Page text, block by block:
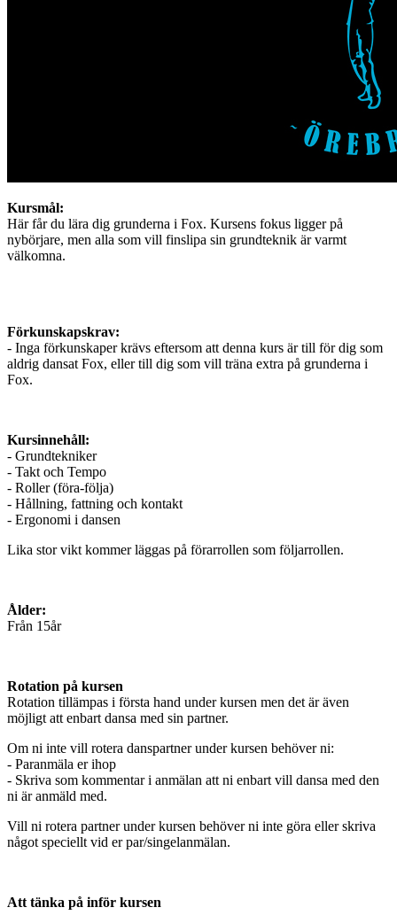
Kursmål:
Här får du lära dig grunderna i Fox. Kursens fokus ligger på
nybörjare, men alla som vill finslipa sin grundteknik är varmt
välkomna.
Förkunskapskrav:
- Inga förkunskaper krävs eftersom att denna kurs är till för dig som
aldrig dansat Fox, eller till dig som vill träna extra på grunderna i
Fox.
Kursinnehåll:
- Grundtekniker
- Takt och Tempo
- Roller (föra-följa)
- Hållning, fattning och kontakt
- Ergonomi i dansen
Lika stor vikt kommer läggas på förarrollen som följarrollen.
Ålder:
Från 15år
Rotation på kursen
Rotation tillämpas i första hand under kursen men det är även
möjligt att enbart dansa med sin partner.
Om ni inte vill rotera danspartner under kursen behöver ni:
- Paranmäla er ihop
- Skriva som kommentar i anmälan att ni enbart vill dansa med den
ni är anmäld med.
Vill ni rotera partner under kursen behöver ni inte göra eller skriva
något speciellt vid er par/singelanmälan.
Att tänka på inför kursen